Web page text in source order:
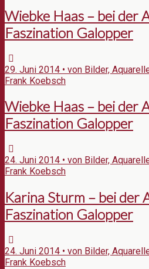
Wiebke Haas – bei der
Faszination Galopper
29. Juni 2014 • von Bilder,
Frank Koebsch
Wiebke Haas – bei der
Faszination Galopper
24. Juni 2014 • von Bilder,
Frank Koebsch
Karina Sturm – bei der
Faszination Galopper
24. Juni 2014 • von Bilder,
Frank Koebsch